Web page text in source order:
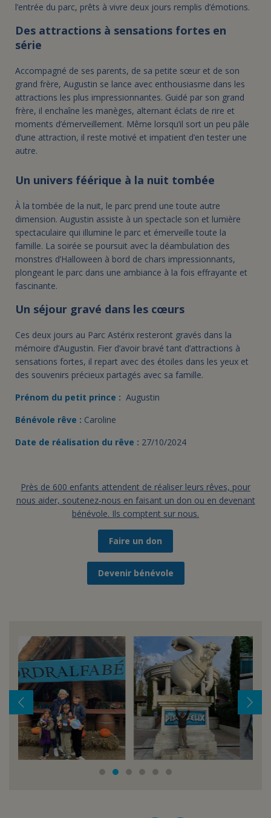
l’entrée du parc, prêts à vivre deux jours remplis d’émotions.
Des attractions à sensations fortes en
série
Accompagné de ses parents, de sa petite sœur et de son
grand frère, Augustin se lance avec enthousiasme dans les
attractions les plus impressionnantes. Guidé par son grand
frère, il enchaîne les manèges, alternant éclats de rire et
moments d’émerveillement. Même lorsqu’il sort un peu pâle
d’une attraction, il reste motivé et impatient d’en tester une
autre.
Un univers féérique à la nuit tombée
À la tombée de la nuit, le parc prend une toute autre
dimension. Augustin assiste à un spectacle son et lumière
spectaculaire qui illumine le parc et émerveille toute la
famille. La soirée se poursuit avec la déambulation des
monstres d’Halloween à bord de chars impressionnants,
plongeant le parc dans une ambiance à la fois effrayante et
fascinante.
Un séjour gravé dans les cœurs
Ces deux jours au Parc Astérix resteront gravés dans la
mémoire d’Augustin. Fier d’avoir bravé tant d’attractions à
sensations fortes, il repart avec des étoiles dans les yeux et
des souvenirs précieux partagés avec sa famille.
Prénom du petit prince : Augustin
Bénévole rêve : Caroline
Date de réalisation du rêve : 27/10/2024
Près de 600 enfants attendent de réaliser leurs rêves, pour
nous aider, soutenez-nous en faisant un don ou en devenant
bénévole. Ils comptent sur nous.
Faire un don
Devenir bénévole